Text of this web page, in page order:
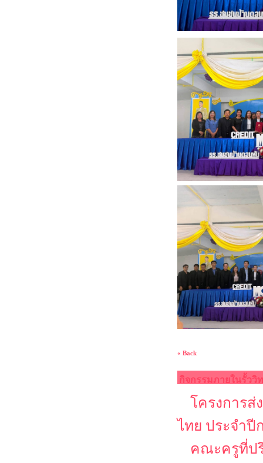
« Back
กิจกรรมภายในรั้ววิ
โครงการส่
ไทย ประจำ
คณะครูที่ป